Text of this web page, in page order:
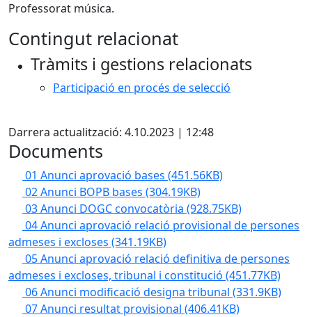
Professorat música.
Contingut relacionat
Tràmits i gestions relacionats
Participació en procés de selecció
Darrera actualització: 4.10.2023 | 12:48
Documents
01 Anunci aprovació bases (451.56KB)
02 Anunci BOPB bases (304.19KB)
03 Anunci DOGC convocatòria (928.75KB)
04 Anunci aprovació relació provisional de persones
admeses i excloses (341.19KB)
05 Anunci aprovació relació definitiva de persones
admeses i excloses, tribunal i constitució (451.77KB)
06 Anunci modificació designa tribunal (331.9KB)
07 Anunci resultat provisional (406.41KB)